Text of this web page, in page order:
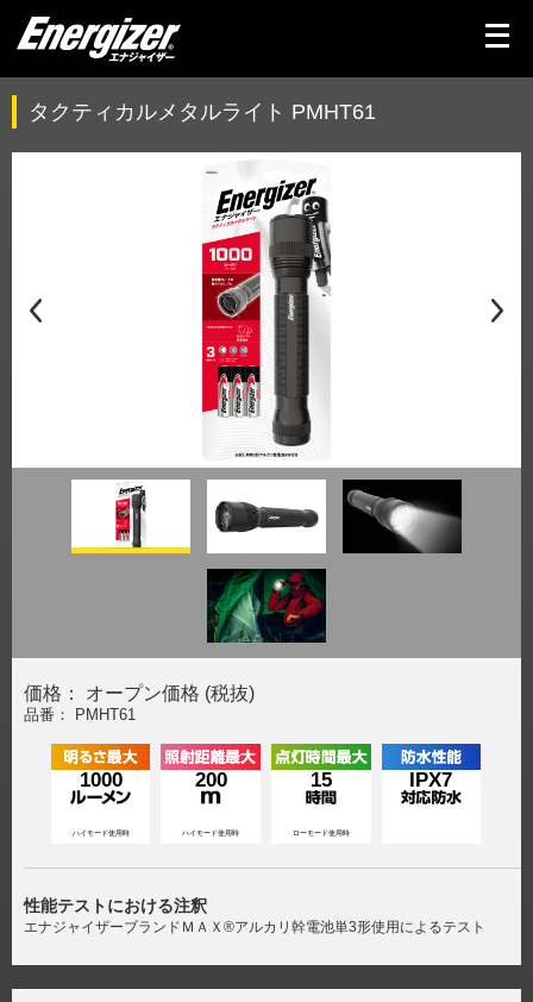
メ
ニ
ー
タクティカルメタルライト PMHT61
価格： オープン価格 (税抜)
品番： PMHT61
1000
ハイモード使用時
200
ハイモード使用時
15
ローモード使用時
IPX7
性能テストにおける注釈
エナジャイザーブランドＭＡＸ®アルカリ幹電池単3形使用によるテスト